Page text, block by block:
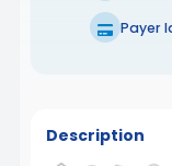
Payer
Description